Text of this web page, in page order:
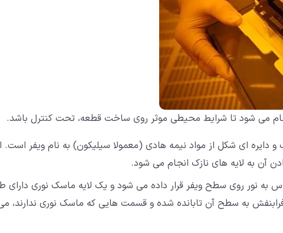
و دایره ای شکل از مواد نیمه هادی (معمولا سیلیکون) به نام ویفر است.
آن به لایه های نازک انجام می شود.
به نور روی سطح ویفر قرار داده می شود و یک لایه ماسک نوری دارای
به سطح آن تابانده شده و قسمت هایی که ماسک نوری ندارند،